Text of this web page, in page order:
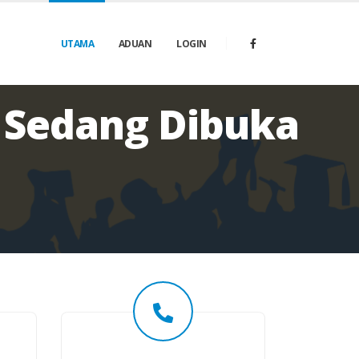
UTAMA ADUAN LOGIN
Dibuka
26 26 .